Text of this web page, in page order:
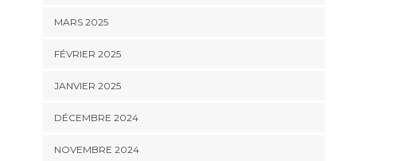
MARS 2025
FÉVRIER 2025
JANVIER 2025
DÉCEMBRE 2024
NOVEMBRE 2024